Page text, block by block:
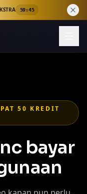
59:45
50 KREDIT
bayar